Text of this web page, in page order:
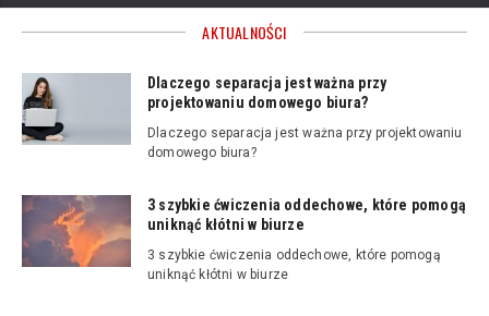
AKTUALNOŚCI
Dlaczego separacja jest ważna przy
projektowaniu domowego biura?
Dlaczego separacja jest ważna przy projektowaniu
domowego biura?
3 szybkie ćwiczenia oddechowe, które pomogą
uniknąć kłótni w biurze
3 szybkie ćwiczenia oddechowe, które pomogą
uniknąć kłótni w biurze